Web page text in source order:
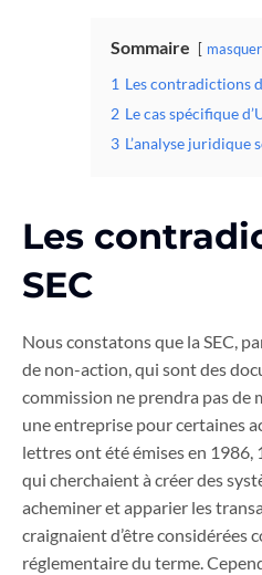
Sommaire masquer
1 Les contradictions
2 Le cas spécifique
3 L’analyse juridique
Les
SEC
Nous constatons que la SEC,
de non-action, qui sont des
commission ne prendra pas de
une entreprise pour certaines
lettres ont été émises en 1986,
qui cherchaient à créer des
acheminer et apparier les
craignaient d’être considérées
réglementaire du terme.